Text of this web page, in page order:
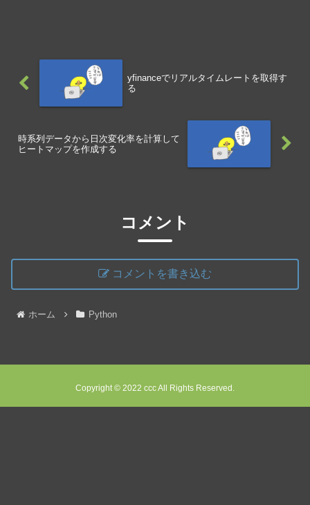
yfinanceでリアルタイムレートを取得す
る
時系列データから日次変化率を計算して
ヒートマップを作成する
コメント
コメントを書き込む
ホーム Python
Copyright © 2022 ccc All Rights Reserved.